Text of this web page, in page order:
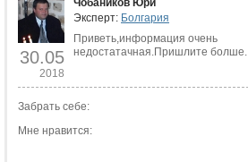
30.05
2018
Чобаников Юри
Эксперт: Болгария
Приветь,информация очень
недостатачная.Пришлите болше.
Забрать себе:
Мне нравится: